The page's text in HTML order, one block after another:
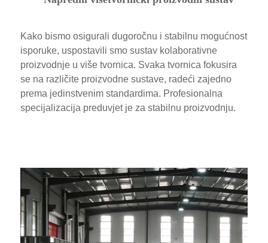
Kako bismo osigurali dugoročnu i stabilnu mogućnost
isporuke, uspostavili smo sustav kolaborativne
proizvodnje u više tvornica. Svaka tvornica fokusira
se na različite proizvodne sustave, radeći zajedno
prema jedinstvenim standardima. Profesionalna
specijalizacija preduvjet je za stabilnu proizvodnju.